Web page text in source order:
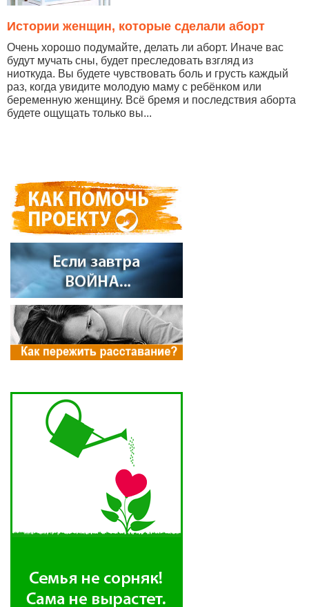
Истории женщин, которые сделали аборт
Очень хорошо подумайте, делать ли аборт. Иначе вас
будут мучать сны, будет преследовать взгляд из
ниоткуда. Вы будете чувствовать боль и грусть каждый
раз, когда увидите молодую маму с ребёнком или
беременную женщину. Всё бремя и последствия аборта
будете ощущать только вы...